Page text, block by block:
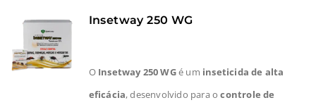
Insetway 250 WG
O Insetway 250 WGé um inseticida de alta
eficácia, desenvolvido para ocontrole de